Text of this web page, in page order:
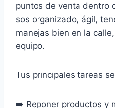
puntos de venta dentro
sos organizado, ágil,
manejas bien en la
equipo.
Tus principales tareas
➡️ Reponer productos y